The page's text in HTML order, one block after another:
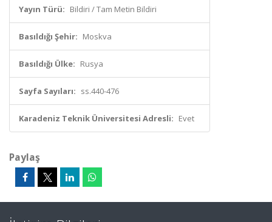
Yayın Türü: Bildiri / Tam Metin Bildiri
Basıldığı Şehir: Moskva
Basıldığı Ülke: Rusya
Sayfa Sayıları: ss.440-476
Karadeniz Teknik Üniversitesi Adresli: Evet
Paylaş